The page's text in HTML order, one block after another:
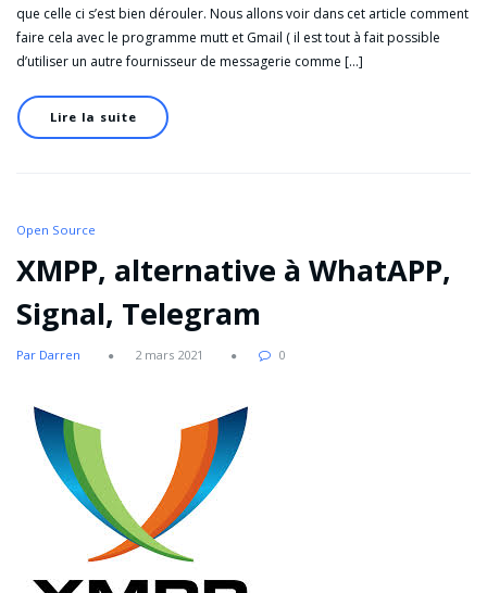
que celle ci s’est bien dérouler. Nous allons voir dans cet article comment
faire cela avec le programme mutt et Gmail ( il est tout à fait possible
d’utiliser un autre fournisseur de messagerie comme […]
Lire la suite
Open Source
XMPP, alternative à WhatAPP,
Signal, Telegram
Par Darren 2 mars 2021 0